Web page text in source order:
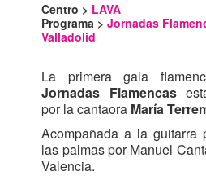
Centro > LAVA
Programa >Jornadas
Valladolid
La primera gala
Jornadas Flamencas
por la cantaora María
Acompañada a la guitarra
las palmas por Manuel
Valencia.